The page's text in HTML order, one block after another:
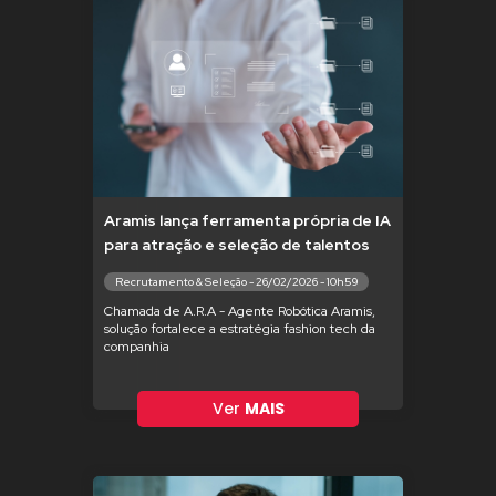
Aramis lança ferramenta própria de IA
para atração e seleção de talentos
Recrutamento & Seleção - 26/02/2026 - 10h59
Chamada de A.R.A - Agente Robótica Aramis,
solução fortalece a estratégia fashion tech da
companhia
Ver MAIS